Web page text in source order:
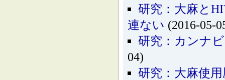
研究：大麻と
連ない (2016-05-
研究：カンナ
04)
研究：大麻使